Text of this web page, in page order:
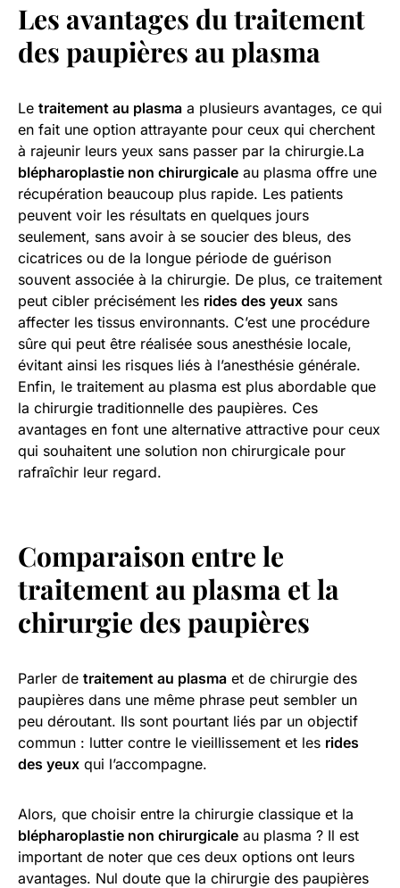
Les avantages du traitement
des paupières au plasma
Le traitement au plasma a plusieurs avantages, ce qui
en fait une option attrayante pour ceux qui cherchent
à rajeunir leurs yeux sans passer par la chirurgie.La
blépharoplastie non chirurgicale au plasma offre une
récupération beaucoup plus rapide. Les patients
peuvent voir les résultats en quelques jours
seulement, sans avoir à se soucier des bleus, des
cicatrices ou de la longue période de guérison
souvent associée à la chirurgie. De plus, ce traitement
peut cibler précisément les rides des yeux sans
affecter les tissus environnants. C’est une procédure
sûre qui peut être réalisée sous anesthésie locale,
évitant ainsi les risques liés à l’anesthésie générale.
Enfin, le traitement au plasma est plus abordable que
la chirurgie traditionnelle des paupières. Ces
avantages en font une alternative attractive pour ceux
qui souhaitent une solution non chirurgicale pour
rafraîchir leur regard.
Comparaison entre le
traitement au plasma et la
chirurgie des paupières
Parler de traitement au plasma et de chirurgie des
paupières dans une même phrase peut sembler un
peu déroutant. Ils sont pourtant liés par un objectif
commun : lutter contre le vieillissement et les rides
des yeux qui l’accompagne.
Alors, que choisir entre la chirurgie classique et la
blépharoplastie non chirurgicale au plasma ? Il est
important de noter que ces deux options ont leurs
avantages. Nul doute que la chirurgie des paupières